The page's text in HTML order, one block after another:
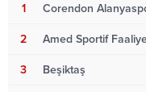
1 Corendon
2 Amed Sportif
3 Beşiktaş